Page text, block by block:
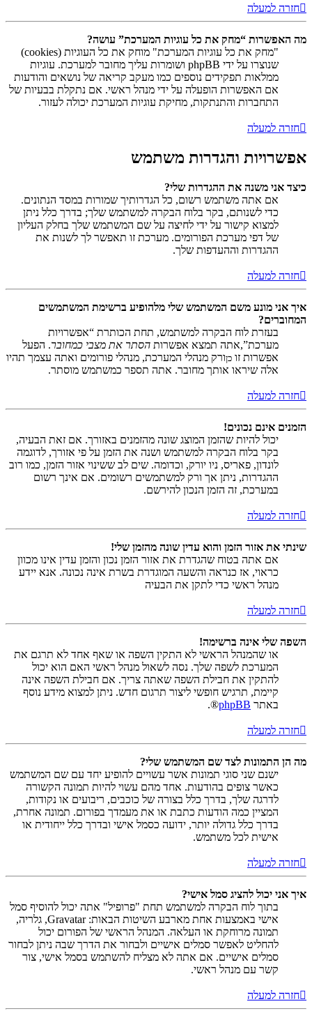
חזרה למעלה
מה האפשרות “מחק את כל עוגיות המערכת” עושה?
"מחק את כל עוגיות המערכת" מוחק את כל העוגיות (cookies)
שנוצרו על ידי phpBB ושומרות עליך מחובר למערכת. עוגיות
ממלאות תפקידים נוספים כמו מעקב קריאה של נושאים והודעות
אם האפשרות הופעלה על ידי מנהל ראשי. אם נתקלת בבעיות של
התחברות והתנתקות, מחיקת עוגיות המערכת יכולה לעזור.
חזרה למעלה
אפשרויות והגדרות משתמש
כיצד אני משנה את ההגדרות שלי?
אם אתה משתמש רשום, כל הגדרותיך שמורות במסד הנתונים.
כדי לשנותם, בקר בלוח הבקרה למשתמש שלך; בדרך כלל ניתן
למצוא קישור על ידי לחיצה על שם המשתמש שלך בחלק העליון
של דפי מערכת הפורומים. מערכת זו תאפשר לך לשנות את
ההגדרות וההעדפות שלך.
חזרה למעלה
איך אני מונע משם המשתמש שלי מלהופיע ברשימת המשתמשים
המחוברים?
בעזרת לוח הבקרה למשתמש, תחת הכותרת “אפשרויות
מערכת”,אתה תמצא אפשרות הסתר את מצבי כמחובר. הפעל
אפשרות זו כןורק מנהלי המערכת, מנהלי פורומים ואתה עצמך תהיו
אלה שיראו אותך מחובר. אתה תספר כמשתמש מוסתר.
חזרה למעלה
הזמנים אינם נכונים!
יכול להיות שהזמן המוצג שונה מהזמנים באזורך. אם זאת הבעיה,
בקר בלוח הבקרה למשתמש ושנה את הזמן על פי אזורך, לדוגמה
לונדון, פאריס, ניו יורק, וכדומה. שים לב ששינוי אזור הזמן, כמו רוב
ההגדרות, ניתן אך ורק למשתמשים רשומים. אם אינך רשום
במערכת, זה הזמן הנכון להירשם.
חזרה למעלה
שינתי את אזור הזמן והוא עדין שונה מהזמן שלי!
אם אתה בטוח שהגדרת את אזור הזמן נכון והזמן עדין אינו מכוון
כראוי, אז כנראה והשעה המוגדרת בשרת אינה נכונה. אנא יידע
מנהל ראשי כדי לתקן את הבעיה
חזרה למעלה
השפה שלי אינה ברשימה!
או שהמנהל הראשי לא התקין השפה או שאף אחד לא תרגם את
המערכת לשפה שלך. נסה לשאול מנהל ראשי האם הוא יכול
להתקין את חבילת השפה שאתה צריך. אם חבילת השפה אינה
קיימת, תרגיש חופשי ליצור תרגום חדש. ניתן למצוא מידע נוסף
באתר phpBB
®.
חזרה למעלה
מה הן התמונות לצד שם המשתמש שלי?
ישנם שני סוגי תמונות אשר עשויים להופיע יחד עם שם המשתמש
כאשר צופים בהודעות. אחד מהם עשוי להיות תמונה הקשורה
לדרגה שלך, בדרך כלל בצורה של כוכבים, ריבועים או נקודות,
המציין כמה הודעות כתבת או את מעמדך בפורום. תמונה אחרת,
בדרך כלל גדולה יותר, ידועה כסמל אישי ובדרך כלל ייחודית או
אישית לכל משתמש.
חזרה למעלה
איך אני יכול להציג סמל אישי?
בתוך לוח הבקרה למשתמש תחת "פרופיל" אתה יכול להוסיף סמל
אישי באמצעות אחת מארבע השיטות הבאות: Gravatar, גלריה,
תמונה מרוחקת או העלאה. המנהל הראשי של הפורום יכול
להחליט לאפשר סמלים אישיים ולבחור את הדרך שבה ניתן לבחור
סמלים אישיים. אם אתה לא מצליח להשתמש בסמל אישי, צור
קשר עם מנהל ראשי.
חזרה למעלה